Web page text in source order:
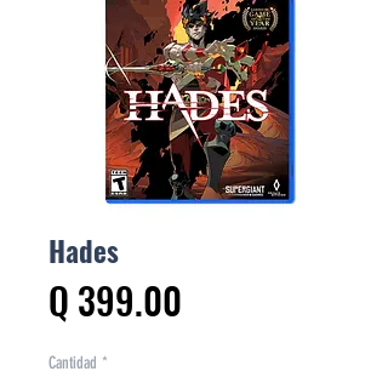
Hades
Q 399.00
Cantidad *